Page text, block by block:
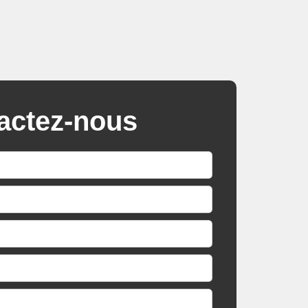
nous